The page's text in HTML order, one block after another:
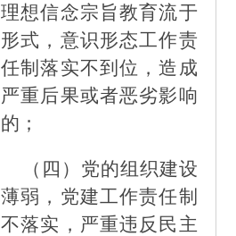
理想信念宗旨教育流于
形式，意识形态工作责
任制落实不到位，造成
严重后果或者恶劣影响
的；
（四） 党的组织建设
薄弱，党建工作责任制
不落实，严重违反民主